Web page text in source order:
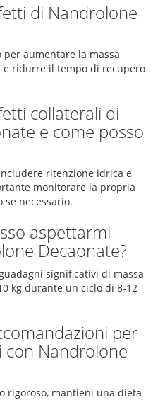
di Nandrolone
aumentare la massa
e ridurre il tempo di recupero
collaterali di
e come posso
ritenzione idrica e
monitorare la propria
necessario.
aspettarmi
Decaonate?
significativi di massa
kg durante un ciclo di 8-12
per
con Nandrolone
rigoroso, mantieni una dieta